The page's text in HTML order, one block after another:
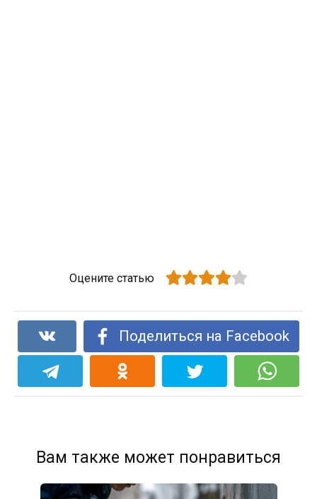
Оцените статью
Поделиться на Facebook
Вам также может понравиться